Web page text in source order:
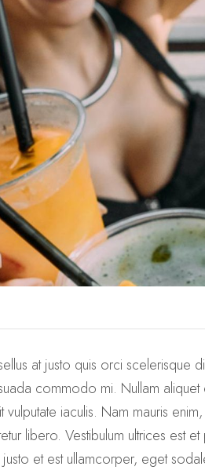
at justo quis orci scelerisque
commodo mi. Nullam aliquet
iaculis. Nam mauris
libero. Vestibulum ultrices est
et est ullamcorper, eget